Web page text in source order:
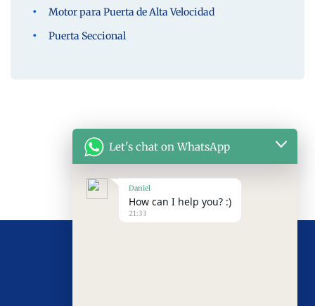
Motor para Puerta de Alta Velocidad
Puerta Seccional
Let's chat on WhatsApp
Daniel
How can I help you? :)
21:33